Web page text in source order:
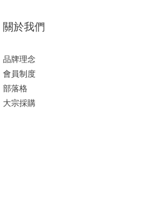
關於我們
品牌理念
會員制度
部落格
大宗採購